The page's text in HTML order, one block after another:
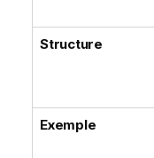
Structure
Exemple